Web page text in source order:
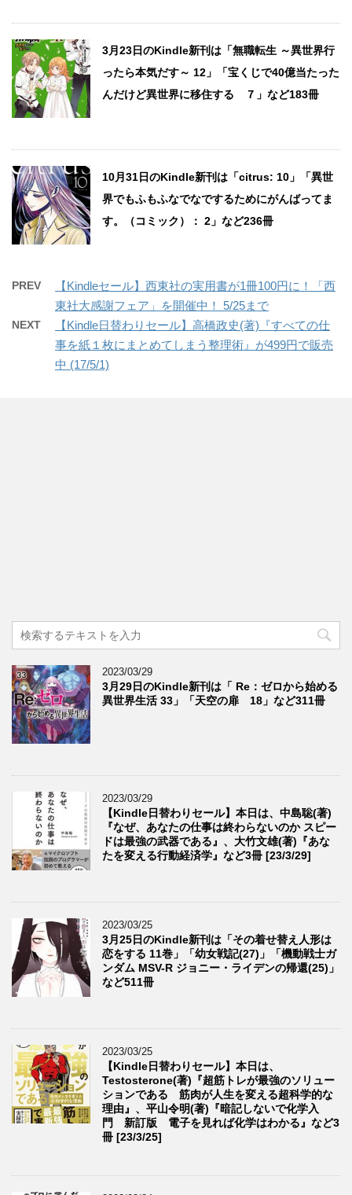
3月23日のKindle新刊は「無職転生 ～異世界行
ったら本気だす～ 12」「宝くじで40億当たった
んだけど異世界に移住する ７」など183冊
10月31日のKindle新刊は「citrus: 10」「異世
界でもふもふなでなでするためにがんばってま
す。（コミック）： 2」など236冊
PREV
【Kindleセール】西東社の実用書が1冊100円に！「西
東社大感謝フェア」を開催中！ 5/25まで
NEXT
【Kindle日替わりセール】高橋政史(著)『すべての仕
事を紙１枚にまとめてしまう整理術』が499円で販売
中 (17/5/1)
2023/03/29
3月29日のKindle新刊は「 Re：ゼロから始める
異世界生活 33」「天空の扉 18」など311冊
2023/03/29
【Kindle日替わりセール】本日は、中島聡(著)
『なぜ、あなたの仕事は終わらないのか スピー
ドは最強の武器である』、大竹文雄(著)『あな
たを変える行動経済学』など3冊 [23/3/29]
2023/03/25
3月25日のKindle新刊は「その着せ替え人形は
恋をする 11巻」「幼女戦記(27)」「機動戦士ガ
ンダム MSV-R ジョニー・ライデンの帰還(25)」
など511冊
2023/03/25
【Kindle日替わりセール】本日は、
Testosterone(著)『超筋トレが最強のソリュー
ションである 筋肉が人生を変える超科学的な
理由』、平山令明(著)『暗記しないで化学入
門 新訂版 電子を見れば化学はわかる』など3
冊 [23/3/25]